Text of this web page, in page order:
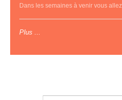
Dans les semaines à venir vous
Plus ...